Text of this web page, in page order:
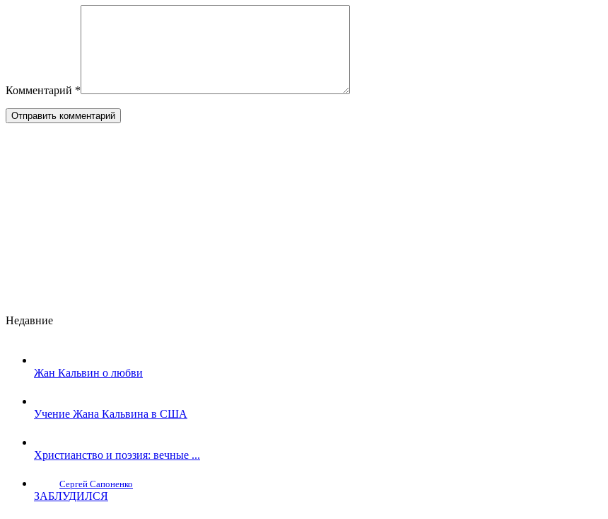
Комментарий *
Недавние
Жан Кальвин о любви
Учение Жана Кальвина в США
Христианство и поэзия: вечные ...
Сергей Сапоненко
ЗАБЛУДИЛСЯ